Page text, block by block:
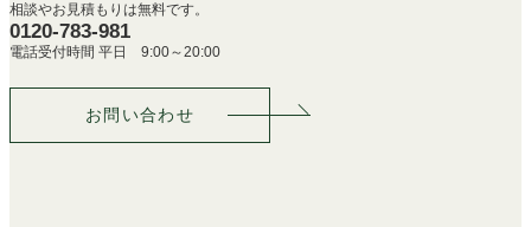
相談やお見積もりは無料です。
0120-783-981
電話受付時間 平日 9:00～20:00
お問い合わせ